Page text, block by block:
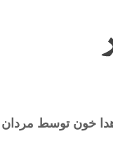
زندگی سالم
خانواده و بارداری
خون توسط